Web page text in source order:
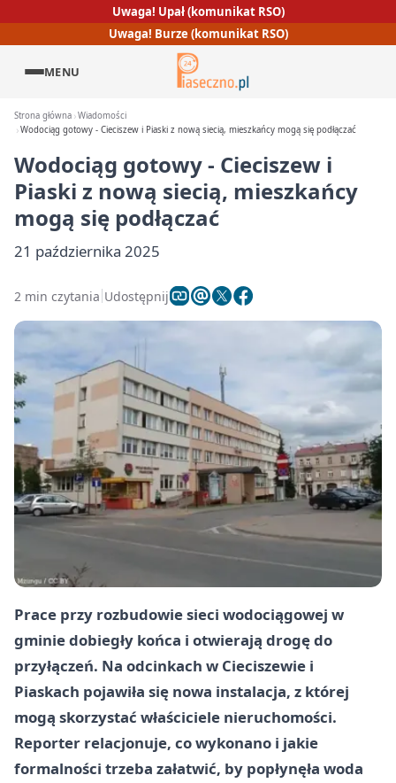
Uwaga! Upał (komunikat RSO)
Uwaga! Burze (komunikat RSO)
MENU
Strona główna Wiadomości
Wodociąg gotowy - Cieciszew i Piaski z nową siecią, mieszkańcy mogą się podłączać
Wodociąg gotowy - Cieciszew i
Piaski z nową siecią, mieszkańcy
mogą się podłączać
21 października 2025
2 min czytania Udostępnij
Prace przy rozbudowie sieci wodociągowej w
gminie dobiegły końca i otwierają drogę do
przyłączeń. Na odcinkach w Cieciszewie i
Piaskach pojawiła się nowa instalacja, z której
mogą skorzystać właściciele nieruchomości.
Reporter relacjonuje, co wykonano i jakie
formalności trzeba załatwić, by popłynęła woda